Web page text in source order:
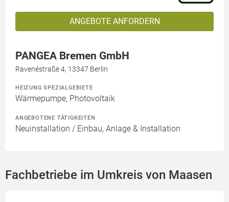
ANGEBOTE ANFORDERN
PANGEA Bremen GmbH
Ravenéstraße 4, 13347 Berlin
HEIZUNG SPEZIALGEBIETE
Wärmepumpe, Photovoltaik
ANGEBOTENE TÄTIGKEITEN
Neuinstallation / Einbau, Anlage & Installation
Fachbetriebe im Umkreis von Maasen